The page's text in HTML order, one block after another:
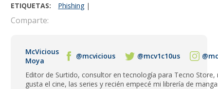
ETIQUETAS: Phishing|
Comparte:
McVicious
Moya
@mcvicious @mcv1c10us
Editor de Surtido, consultor en tecnología para Tecno Store,
gusta el cine, las series y recién empecé mi librería de